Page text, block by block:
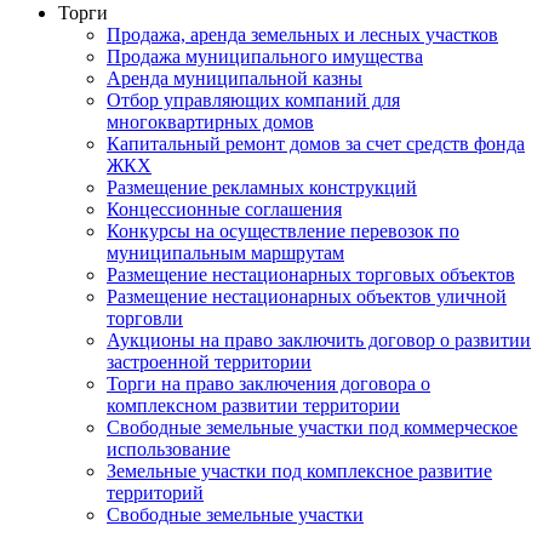
Торги
Продажа, аренда земельных и лесных участков
Продажа муниципального имущества
Аренда муниципальной казны
Отбор управляющих компаний для
многоквартирных домов
Капитальный ремонт домов за счет средств фонда
ЖКХ
Размещение рекламных конструкций
Концессионные соглашения
Конкурсы на осуществление перевозок по
муниципальным маршрутам
Размещение нестационарных торговых объектов
Размещение нестационарных объектов уличной
торговли
Аукционы на право заключить договор о развитии
застроенной территории
Торги на право заключения договора о
комплексном развитии территории
Свободные земельные участки под коммерческое
использование
Земельные участки под комплексное развитие
территорий
Свободные земельные участки